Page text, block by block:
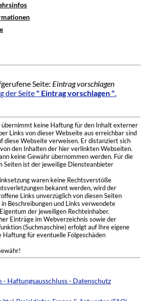
Seite: Eintrag vorschlagen
der Seite " Eintrag vorschlagen ".
keine Haftung für den Inhalt externer
Links von dieser Webseite aus erreichbar sind
diese Webseite verweisen. Er distanziert sich
den Inhalten der hier verlinkten Webseiten.
keine Gewähr übernommen werden. Für die
Seiten ist der jeweilige Diensteanbieter
waren keine Rechtsverstöße
bekannt werden, wird der
Links unverzüglich von diesen Seiten
Beschreibungen und Links verwendete
der jeweiligen Rechteinhaber.
Einträge im Webverzeichnis sowie der
(Suchmaschine) erfolgt auf Ihre eigene
Haftung für eventuelle Folgeschäden
- Haftungsausschluss - Datenschutz